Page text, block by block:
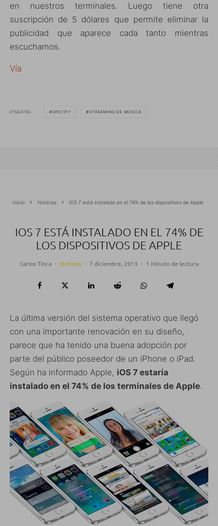
en nuestros terminales. Luego tiene otra
suscripción de 5 dólares que permite eliminar la
publicidad que aparece cada tanto mientras
escuchamos.
Vía
ETIQUETAS SPOTIFY STREAMING DE MÚSICA
Inicio Noticias iOS 7 está instalado en el 74% de los dispositivos de Apple
IOS 7 ESTÁ INSTALADO EN EL 74% DE
LOS DISPOSITIVOS DE APPLE
Carlos Tinca · Noticias · 7 diciembre, 2013 · 1 Minuto de lectura
La última versión del sistema operativo que llegó
con una importante renovación en su diseño,
parece que ha tenido una buena adopción por
parte del público poseedor de un iPhone o iPad.
Según ha informado Apple, iOS 7 estaría
instalado en el 74% de los terminales de Apple.